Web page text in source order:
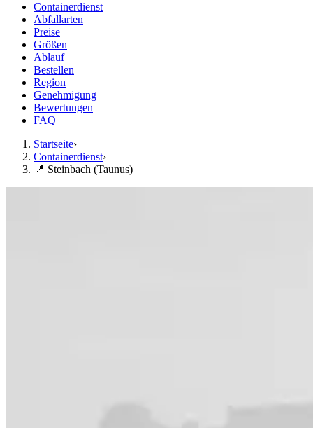
Containerdienst
Abfallarten
Preise
Größen
Ablauf
Bestellen
Region
Genehmigung
Bewertungen
FAQ
Startseite›
Containerdienst›
📍 Steinbach (Taunus)